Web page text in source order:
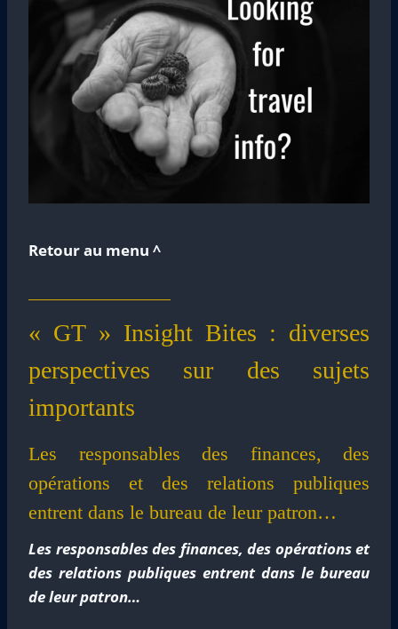
Retour au menu ^
« GT » Insight Bites : diverses
perspectives sur des sujets
importants
Les responsables des finances, des
opérations et des relations publiques
entrent dans le bureau de leur patron…
Les responsables des finances, des opérations et
des relations publiques entrent dans le bureau
de leur patron…